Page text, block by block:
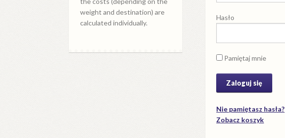
weight and destination) are
calculated individually.
Hasło
Pamiętaj mnie
Nie pamiętasz hasła?
Zobacz koszyk